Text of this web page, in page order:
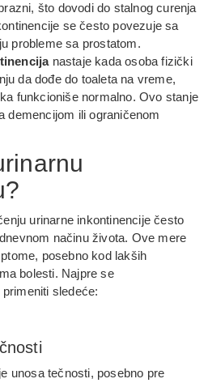
što dovodi do stalnog curenja
se često povezuje sa
probleme sa prostatom.
nastaje kada osoba fizički
da dođe do toaleta na vreme,
funkcioniše normalno. Ovo stanje
demencijom ili ograničenom
urinarne inkontinencije često
načinu života. Ove mere
posebno kod lakših
bolesti. Najpre se
sledeće:
unosa tečnosti, posebno pre